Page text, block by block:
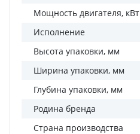
Мощность двигателя, кВт
Исполнение
Высота упаковки, мм
Ширина упаковки, мм
Глубина упаковки, мм
Родина бренда
Страна производства